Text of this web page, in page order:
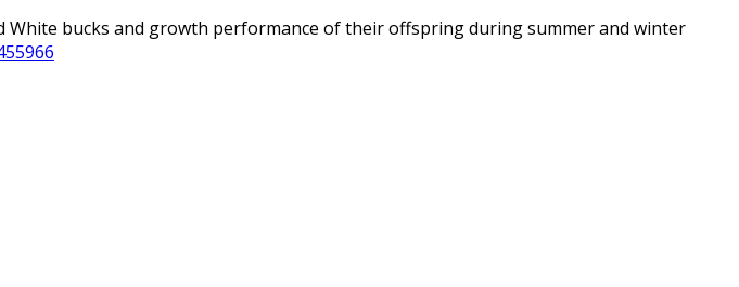
bucks and growth performance of their offspring during summer and winter